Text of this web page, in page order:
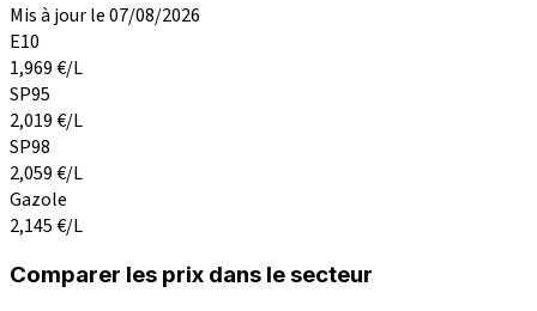
Mis à jour le 07/08/2026
E10
1,969€/L
SP95
2,019€/L
SP98
2,059€/L
Gazole
2,145€/L
Comparer les prix dans le secteur